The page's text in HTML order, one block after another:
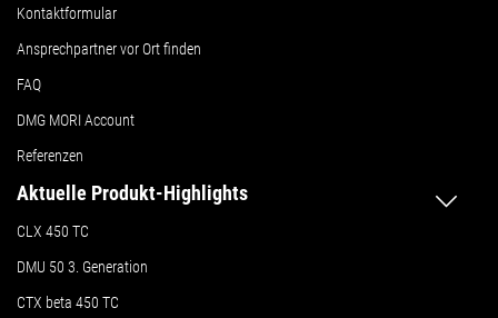
Kontaktformular
Ansprechpartner vor Ort finden
FAQ
DMG MORI Account
Referenzen
Aktuelle Produkt-Highlights
CLX 450 TC
DMU 50 3. Generation
CTX beta 450 TC